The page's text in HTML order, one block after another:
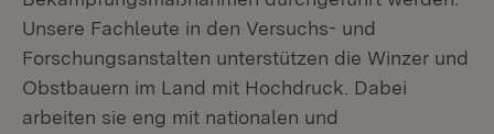
Unsere Fachleute in den Versuchs- und
Forschungsanstalten unterstützen die Winzer und
Obstbauern im Land mit Hochdruck. Dabei
arbeiten sie eng mit nationalen und